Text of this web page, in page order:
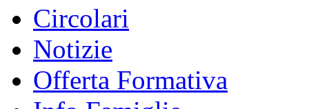
Circolari
Notizie
Offerta Formativa